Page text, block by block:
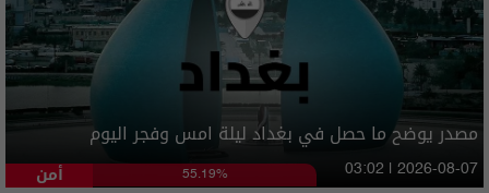
مصدر يوضح ما حصل في بغداد ليلة امس وفجر اليوم
أمن 55.19% 03:02 | 2026-08-07